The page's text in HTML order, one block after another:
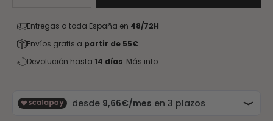
Entregas a toda España en 48/72H
Envíos gratis a partir de 55€
Devolución hasta 14 días. Más info.